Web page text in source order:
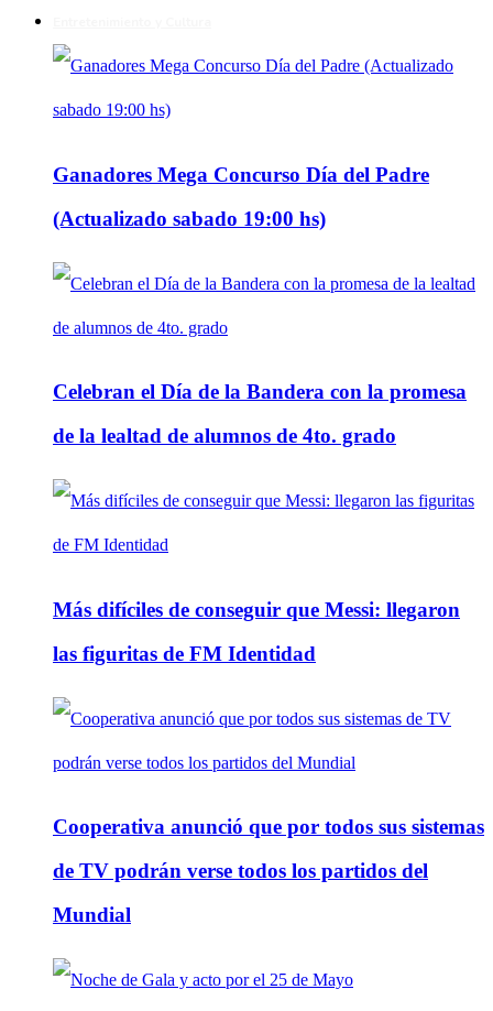
Ganadores Mega Concurso Día del Padre
(Actualizado sabado 19:00 hs)
Celebran el Día de la Bandera con la promesa
de la lealtad de alumnos de 4to. grado
Más difíciles de conseguir que Messi: llegaron
las figuritas de FM Identidad
Cooperativa anunció que por todos sus sistemas
de TV podrán verse todos los partidos del
Mundial